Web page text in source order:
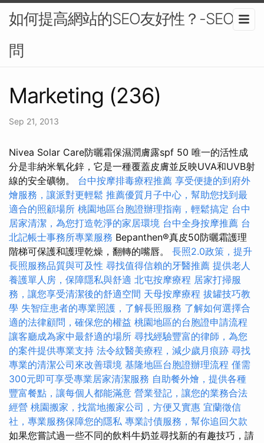
如何提高網站的SEO友好性？-SEO顧
問
Marketing (236)
Sep 21, 2013
Nivea Solar Care防曬霜保濕潤膚露spf 50 唯一的活性成
分是非納米氧化鋅，它是一種覆蓋皮膚並反映UVA和UVB射
線的安全礦物。 台中按摩排毒療程推薦 享受便捷的到府外
燴服務，讓派對更輕鬆 推薦優質月子中心，幫助您找到最
適合的照顧場所 桃園地區台胞證辦理指南，輕鬆搞定 台中
居家清潔，為您打造乾淨的家居環境 台中全身按摩推薦 台
北記帳士事務所專業服務 Bepanthen®真皮50防曬霜護理
階梯可保護和護理乾燥，翻轉的嘴唇。 長照2.0政策，提升
長照服務品質與可及性 尋找值得信賴的牙醫推薦 提供老人
養護單人房，保障隱私與舒適 北屯按摩療程 居家打掃服
務，讓您享受清潔後的舒適空間 天母按摩療程 拔罐技巧教
學 失智症患者的專業照護，了解長照服務 了解如何選擇合
適的法律顧問，確保您的權益 桃園地區的台胞證申請流程
讓客廳成為家中最舒適的場所 尋找經驗豐富的律師，為您
的案件提供專業支持 法令紋醫美療程，減少歲月痕跡 尋找
專業的清潔公司來改善環境 基隆地區台胞證辦理流程 僅需
300元即可享受專業居家清潔服務 自助餐外燴，提供各種
豐富餐點，讓每個人都能滿意 營業登記，讓您的業務合法
經營 桃園搬家，找當地搬家公司，方便又實惠 宜蘭徵信
社，專業服務保障您的隱私 專業討債服務，幫你追回欠款
如果您嘗試過一些不同的飲料牛奶並尋找新的有趣技巧，請